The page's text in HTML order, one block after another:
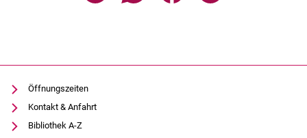
Öffnungszeiten
Kontakt & Anfahrt
Bibliothek A-Z